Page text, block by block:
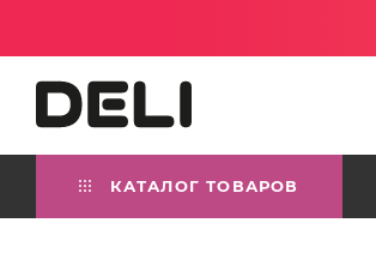
КАТАЛОГ ТОВАРОВ